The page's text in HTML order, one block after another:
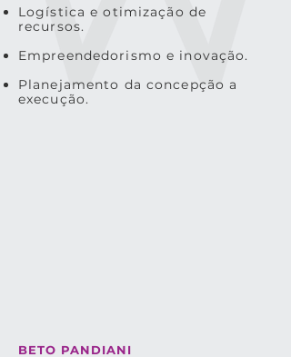
BETO PANDIANI
Logística e otimização de
recursos.
Empreendedorismo e inovação.
Planejamento da concepção a
execução.